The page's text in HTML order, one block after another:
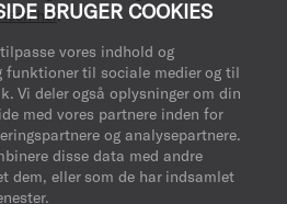
BRUGER COOKIES
vores indhold og
funktioner til sociale medier og til
Vi deler også oplysninger om din
med vores partnere inden for
og analysepartnere.
disse data med andre
dem, eller som de har indsamlet
her.